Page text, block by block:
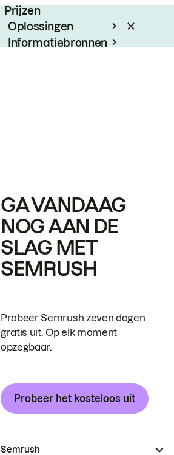
Prijzen
Oplossingen
Informatiebronnen
GA VANDAAG
NOG AAN DE
SLAG MET
SEMRUSH
Probeer Semrush zeven dagen
gratis uit. Op elk moment
opzegbaar.
Probeer het kosteloos uit
Semrush